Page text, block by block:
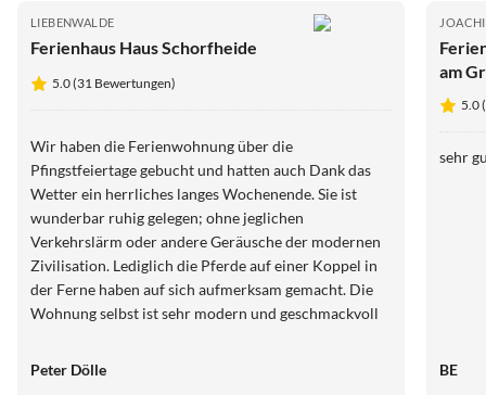
LIEBENWALDE
Ferienhaus Haus Schorfheide
5.0 (31 Bewertungen)
Wir haben die Ferienwohnung über die
Pfingstfeiertage gebucht und hatten auch Dank das
Wetter ein herrliches langes Wochenende. Sie ist
wunderbar ruhig gelegen; ohne jeglichen
Verkehrslärm oder andere Geräusche der modernen
Zivilisation. Lediglich die Pferde auf einer Koppel in
der Ferne haben auf sich aufmerksam gemacht. Die
Wohnung selbst ist sehr modern und geschmackvoll
allem Überfluss auch noch Glück mit dem Wetter
Peter Dölle
am
5.0
sehr
BE